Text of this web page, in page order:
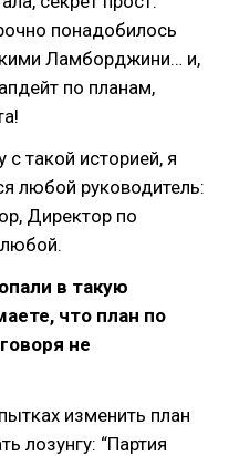
понадобилось
Ламборджини… и,
по планам,
такой историей, я
любой руководитель:
Директор по
любой.
в такую
что план по
не
изменить план
лозунгу: “Партия